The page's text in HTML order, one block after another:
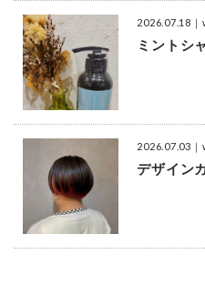
2026.07.18
ミントシ
2026.07.03
デザイン